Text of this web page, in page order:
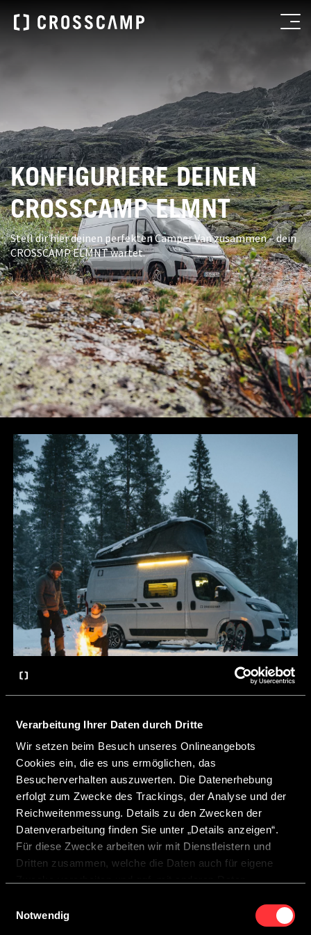
Verarbeitung Ihrer Daten durch Dritte
Wir setzen beim Besuch unseres Onlineangebots
Cookies ein, die es uns ermöglichen, das
Besucherverhalten auszuwerten. Die Datenerhebung
erfolgt zum Zwecke des Trackings, der Analyse und der
Reichweitenmessung. Details zu den Zwecken der
Datenverarbeitung finden Sie unter „Details anzeigen“.
Für diese Zwecke arbeiten wir mit Dienstleistern und
Dritten zusammen, welche die Daten auch für eigene
Durch Anklicken der Schaltfläche „Cookies zulassen“
Notwendig
KONFIGURIERE DEINEN
CROSSCAMP ELMNT
Stell dir hier deinen perfekten Camper Van zusammen – dein
CROSSCAMP ELMNT wartet.
CROSSCAMP ELMNT 5.41 Peugeot
ELMNT 5.41 Peugeot konfigurieren